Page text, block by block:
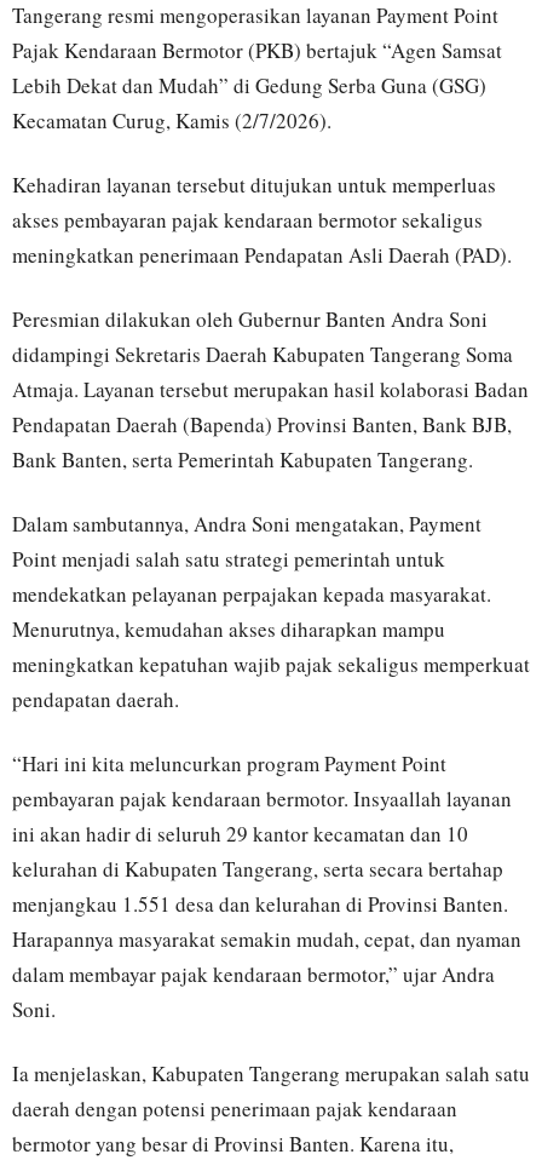
Tangerang resmi mengoperasikan layanan Payment Point
Pajak Kendaraan Bermotor (PKB) bertajuk “Agen Samsat
Lebih Dekat dan Mudah” di Gedung Serba Guna (GSG)
Kecamatan Curug, Kamis (2/7/2026).
Kehadiran layanan tersebut ditujukan untuk memperluas
akses pembayaran pajak kendaraan bermotor sekaligus
meningkatkan penerimaan Pendapatan Asli Daerah (PAD).
Peresmian dilakukan oleh Gubernur Banten Andra Soni
didampingi Sekretaris Daerah Kabupaten Tangerang Soma
Atmaja. Layanan tersebut merupakan hasil kolaborasi Badan
Pendapatan Daerah (Bapenda) Provinsi Banten, Bank BJB,
Bank Banten, serta Pemerintah Kabupaten Tangerang.
Dalam sambutannya, Andra Soni mengatakan, Payment
Point menjadi salah satu strategi pemerintah untuk
mendekatkan pelayanan perpajakan kepada masyarakat.
Menurutnya, kemudahan akses diharapkan mampu
meningkatkan kepatuhan wajib pajak sekaligus memperkuat
pendapatan daerah.
“Hari ini kita meluncurkan program Payment Point
pembayaran pajak kendaraan bermotor. Insyaallah layanan
ini akan hadir di seluruh 29 kantor kecamatan dan 10
kelurahan di Kabupaten Tangerang, serta secara bertahap
menjangkau 1.551 desa dan kelurahan di Provinsi Banten.
Harapannya masyarakat semakin mudah, cepat, dan nyaman
dalam membayar pajak kendaraan bermotor,” ujar Andra
Soni.
Ia menjelaskan, Kabupaten Tangerang merupakan salah satu
daerah dengan potensi penerimaan pajak kendaraan
bermotor yang besar di Provinsi Banten. Karena itu,